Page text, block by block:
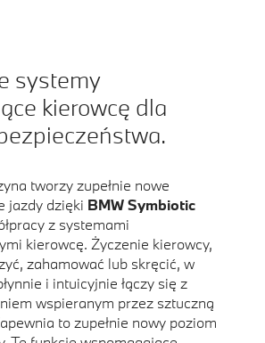
systemy
kierowcę dla
tworzy zupełnie nowe
jazdy dzięki BMW Symbiotic
z systemami
kierowcę. Życzenie kierowcy,
zahamować lub skręcić, w
i intuicyjnie łączy się z
wspieranym przez sztuczną
to zupełnie nowy poziom